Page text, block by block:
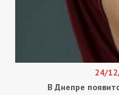
24/
В Днепре